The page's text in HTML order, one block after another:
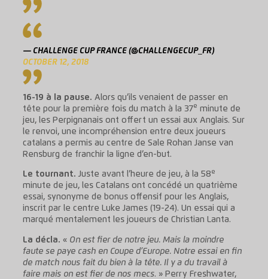
— CHALLENGE CUP FRANCE (@CHALLENGECUP_FR)
OCTOBER 12, 2018
16-19 à la pause. Alors qu’ils venaient de passer en
tête pour la première fois du match à la 37e minute de
jeu, les Perpignanais ont offert un essai aux Anglais. Sur
le renvoi, une incompréhension entre deux joueurs
catalans a permis au centre de Sale Rohan Janse van
Rensburg de franchir la ligne d’en-but.
Le tournant. Juste avant l’heure de jeu, à la 58e
minute de jeu, les Catalans ont concédé un quatrième
essai, synonyme de bonus offensif pour les Anglais,
inscrit par le centre Luke James (19-24). Un essai qui a
marqué mentalement les joueurs de Christian Lanta.
La décla. « On est fier de notre jeu. Mais la moindre
faute se paye cash en Coupe d’Europe. Notre essai en fin
de match nous fait du bien à la tête. Il y a du travail à
faire mais on est fier de nos mecs. » Perry Freshwater,